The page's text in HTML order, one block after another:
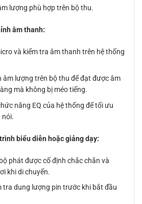
lượng phù hợp trên bộ thu.
âm thanh:
và kiểm tra âm thanh trên hệ thống
âm lượng trên bộ thu để đạt được âm
mà không bị méo tiếng.
năng EQ của hệ thống để tối ưu
nói.
biểu diễn hoặc giảng dạy:
phát được cố định chắc chắn và
khi di chuyển.
tra dung lượng pin trước khi bắt đầu